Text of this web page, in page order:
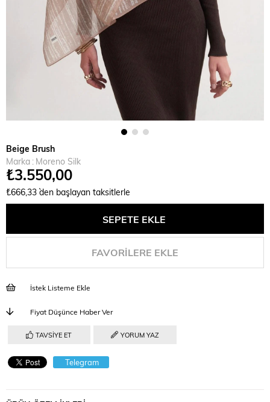
Beige Brush
Marka : Moreno Silk
₺3.550,00
₺666,33 `den başlayan taksitlerle
FAVORILERE EKLE
İstek Listeme Ekle
Fiyat Düşünce Haber Ver
TAVSIYE ET YORUM YAZ
Telegram